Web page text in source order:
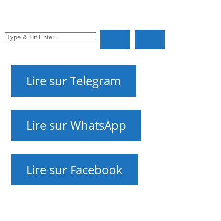
Lire sur Telegram
Lire sur WhatsApp
Lire sur Facebook